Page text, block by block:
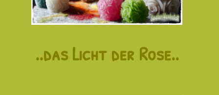
..das Licht der Rose..